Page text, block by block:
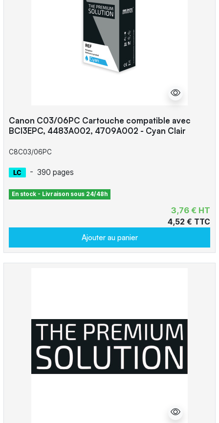
Canon C03/06PC Cartouche compatible avec
BCI3EPC, 4483A002, 4709A002 - Cyan Clair
C8C03/06PC
- 390 pages
En stock - Livraison sous 24/48h
3,76 € HT
4,52 € TTC
Ajouter au panier